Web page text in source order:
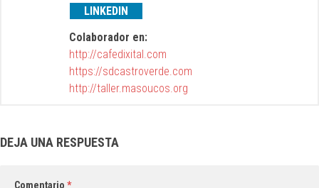
LINKEDIN
Colaborador en:
http://cafedixital.com
https://sdcastroverde.com
http://taller.masoucos.org
DEJA UNA RESPUESTA
Comentario *